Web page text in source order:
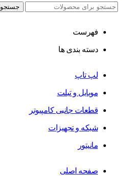
جستجو
فهرست
دسته بندی ها
لپ تاپ
موبایل و تبلت
قطعات جانبی کامپیوتر
شبکه و تجهیزات
مانیتور
صفحه اصلی